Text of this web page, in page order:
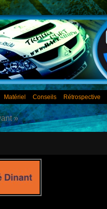
Matériel Conseils Rétrospective
»